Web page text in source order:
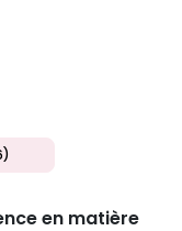
en matière